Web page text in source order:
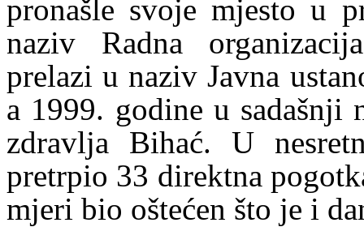
pronašle svoje mjesto u
naziv Radna
prelazi u naziv Javna
a 1999. godine u sadašnji
zdravlja Bihać. U
pretrpio 33 direktna
mjeri bio oštećen što je i